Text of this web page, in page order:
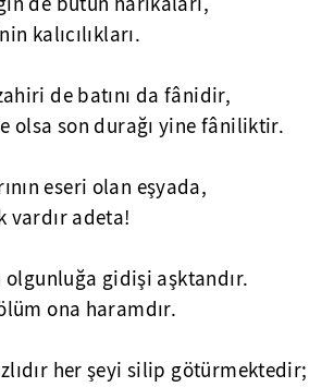
kalıcılıkları.
de batını da fânidir,
olsa son durağı yine fâniliktir.
eseri olan eşyada,
vardır adeta!
gidişi aşktandır.
ona haramdır.
her şeyi silip götürmektedir;